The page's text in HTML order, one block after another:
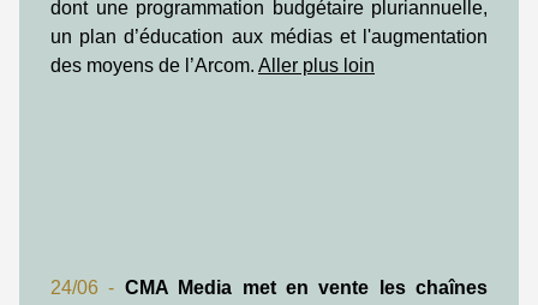
dont une programmation budgétaire pluriannuelle,
un plan d’éducation aux médias et l'augmentation
des moyens de l’Arcom. Aller plus loin
24/06 - CMA Media met en vente les chaînes